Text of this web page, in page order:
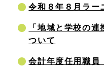
令和８年８月ラー
「地域と学校の
ついて
会計年度任用職員